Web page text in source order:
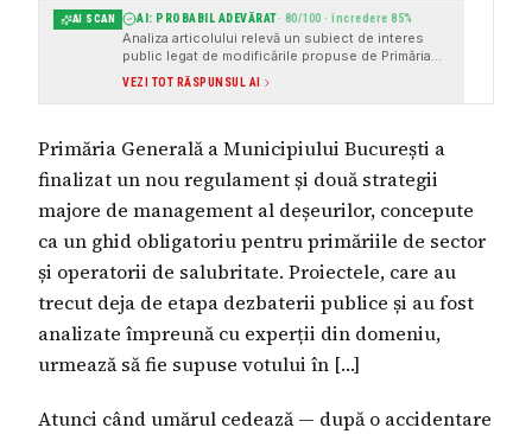
AI SCAN AI: PROBABIL ADEVĂRAT· 80/100 · încredere85%
Analiza articolului relevă un subiect de interes
public legat de modificările propuse de Primăria
Municipiului București în sistemul de management
al deșeurilor. Articolul este susținut de multiple
surse media independente (Libertatea, Antena3,
transparente (dezbateri publice, analize cu
experți, votul viitor în cadrul Primăriei). Deși
conține un fragment irelevant (secțiunea despre
acesta nu a
VEZI TOT RĂSPUNSUL AI
Primăria Generală a Municipiului București a
finalizat un nou regulament și două strategii
majore de management al deșeurilor, concepute
ca un ghid obligatoriu pentru primăriile de sector
și operatorii de salubritate. Proiectele, care au
trecut deja de etapa dezbaterii publice și au fost
analizate împreună cu experții din domeniu,
urmează să fie supuse votului în […]
Atunci când umărul cedează — după o accidentare